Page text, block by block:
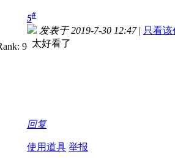
5#
发表于 2019-7-30 12:47 | 只看该
太好看了
回复
使用道具 举报